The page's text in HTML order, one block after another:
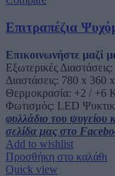
Επιτραπέζια
Επικοινωνήστε μαζί
Εξωτερικές
Διαστάσεις: 780 x 360
Θερμοκρασία: +2 / +6
Φωτισμός: LED
φυλλάδιο του ψυγείου
σελίδα μας στο
Add to wishlist
Προσθήκη στο καλάθι
Quick view